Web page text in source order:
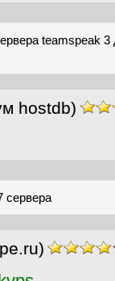
teamspeak
hostdb)
сервера